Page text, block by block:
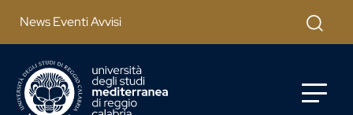
News Eventi Avvisi Cerca